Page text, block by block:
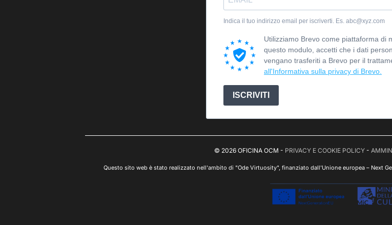
Indica il tuo indirizzo email per iscriverti. Es. abc@xyz.com
Utilizziamo Brevo come piattaforma di
questo modulo, accetti che i dati
vengano trasferiti a Brevo per il
all'Informativa sulla privacy di Brevo.
ISCRIVITI
© 2026 OFICINA OCM - PRIVACY E COOKIE POLICY -
Questo sito web è stato realizzato nell'ambito di "Ode Virtuosity", finanziato dall'Unione europea – Next